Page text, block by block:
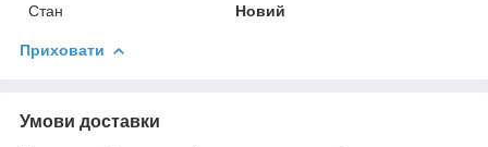
Стан
Новий
Приховати
Умови доставки